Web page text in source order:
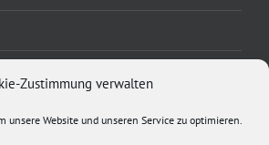
Zustimmung verwalten
unsere Website und unseren Service zu optimieren.